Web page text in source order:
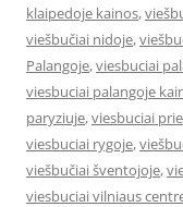
klaipedoje kainos,
viešbučiai nidoje,
Palangoje,viesbuciai
viesbuciai palangoje
paryziuje,viesbuciai
viesbuciai rygoje,
viešbučiai šventojoje,
viesbuciai vilniaus